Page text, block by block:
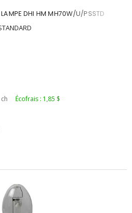
DHI HM MH70W/U/PSSTD
Écofrais : 1,85 $